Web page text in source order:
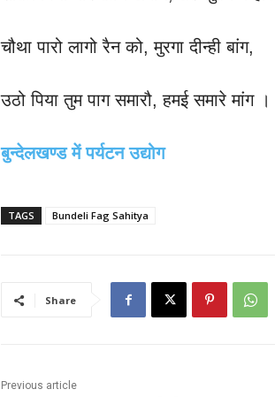
चौथा पारो लागो रैन को, मुरगा दीन्ही बांग,
उठो पिया तुम पाग समारौ, हमई समारे मांग
बुन्देलखण्ड में पर्यटन उद्योग
TAGS Bundeli Fag Sahitya
Share
Previous article